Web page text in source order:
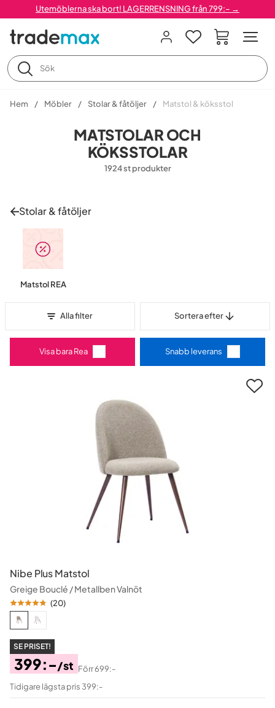
Utemöblerna ska bort! LAGERRENSNING från 799:– →
Hem Möbler Stolar & fåtöljer Matstol & köksstol
MATSTOLAR OCH
KÖKSSTOLAR
1924 st produkter
Stolar & fåtöljer
Matstol REA
Alla filter Sortera efter
Visa bara Rea Snabb leverans
Nibe Plus Matstol
Greige Bouclé / Metallben Valnöt
(20)
SE PRISET!
Pris
399:-/st
Original
Pris
Förr699:-
Tidigare lägsta pris 399:-